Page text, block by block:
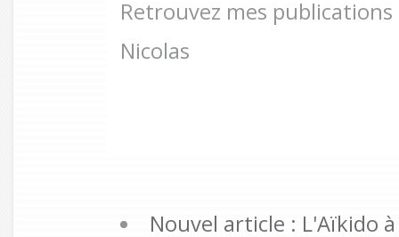
Retrouvez mes
Nicolas
Nouvel article : L'Aïkido